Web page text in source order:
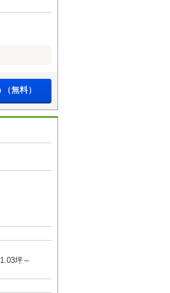
無料）
坪～